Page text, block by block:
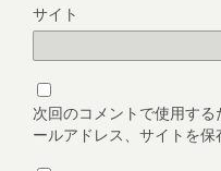
サイト
次回のコメントで使用す
ールアドレス、サイトを保